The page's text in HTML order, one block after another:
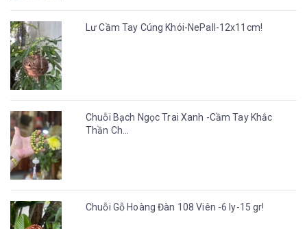
Lư Cầm Tay Cúng Khói-NePall-12x11cm!
Chuỗi Bạch Ngọc Trai Xanh -Cầm Tay Khắc
Thần Ch...
Chuỗi Gỗ Hoàng Đàn 108 Viên -6 ly-15 gr!